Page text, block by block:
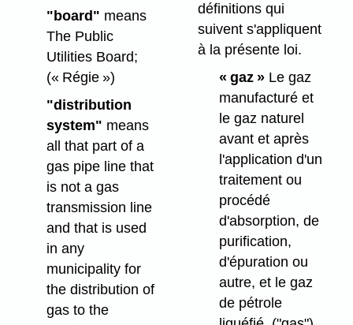
"board" means
The Public
Utilities Board;
(« Régie »)
"distribution
system" means
all that part of a
gas pipe line that
is not a gas
transmission line
and that is used
in any
municipality for
the distribution of
gas to the
définitions qui
suivent s'appliquent
à la présente loi.
« gaz »Le gaz
manufacturé et
le gaz naturel
avant et après
l'application d'un
traitement ou
procédé
d'absorption, de
purification,
d'épuration ou
autre, et le gaz
de pétrole